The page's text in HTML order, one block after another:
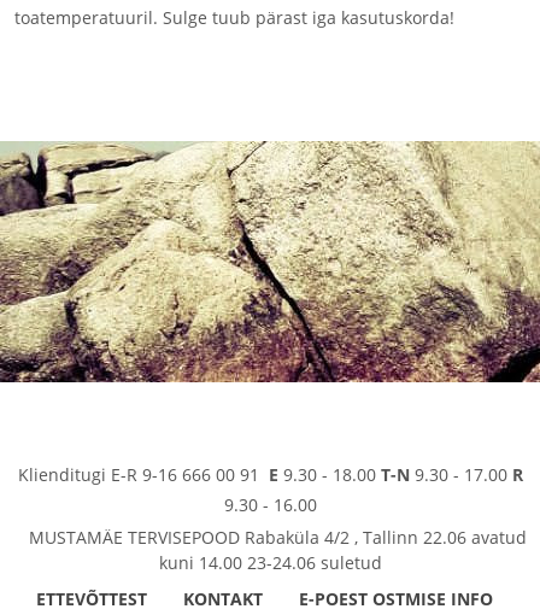
toatemperatuuril. Sulge tuub pärast iga kasutuskorda!
Klienditugi E-R 9-16 666 00 91 E 9.30 - 18.00 T-N 9.30 - 17.00 R
9.30 - 16.00
MUSTAMÄE TERVISEPOOD Rabaküla 4/2 , Tallinn 22.06 avatud
kuni 14.00 23-24.06 suletud
ETTEVÕTTEST
KONTAKT E-POEST OSTMISE INFO